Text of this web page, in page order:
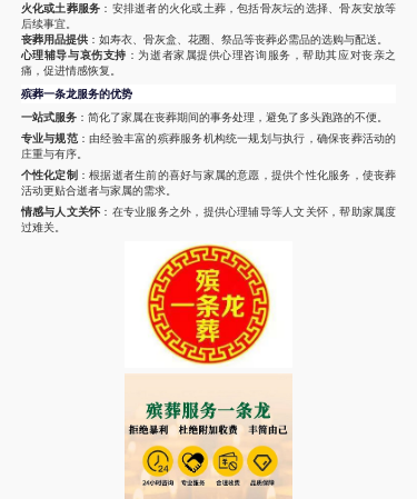
火化或土葬服务 ：安排逝者的火化或土葬，包括骨灰坛的选择、骨灰安放等
后续事宜。
丧葬用品提供：如寿衣、骨灰盒、花圈、祭品等丧葬必需品的选购与配送。
心理辅导与哀伤支持 ：为逝者家属提供心理咨询服务，帮助其应对丧亲之
痛，促进情感恢复。
殡葬一条龙服务的优势
一站式服务：简化了家属在丧葬期间的事务处理，避免了多头跑路的不便。
专业与规范：由经验丰富的殡葬服务机构统一规划与执行，确保丧葬活动的
庄重与有序。
个性化定制 ：根据逝者生前的喜好与家属的意愿，提供个性化服务，使丧葬
活动更贴合逝者与家属的需求。
情感与人文关怀 ：在专业服务之外，提供心理辅导等人文关怀，帮助家属度
过难关。